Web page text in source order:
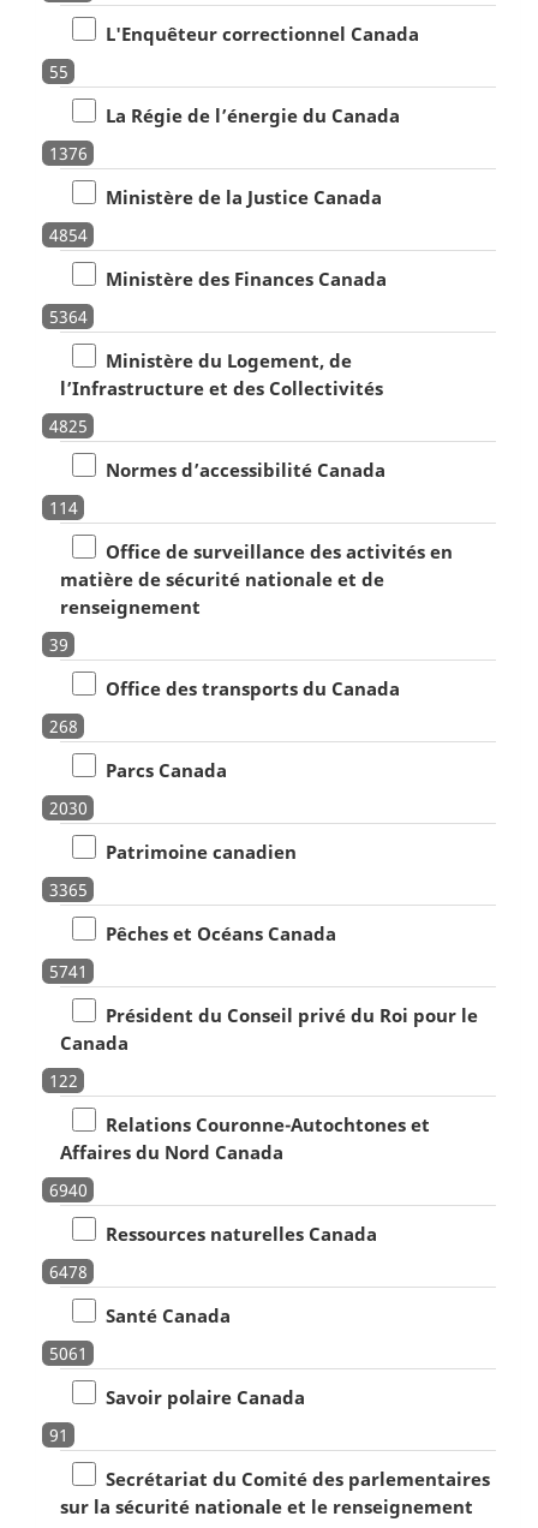
L'Enquêteur correctionnel Canada
55
La Régie de l’énergie du Canada
1376
Ministère de la Justice Canada
4854
Ministère des Finances Canada
5364
Ministère du Logement, de
l’Infrastructure et des Collectivités
4825
Normes d’accessibilité Canada
114
Office de surveillance des activités en
matière de sécurité nationale et de
renseignement
39
Office des transports du Canada
268
Parcs Canada
2030
Patrimoine canadien
3365
Pêches et Océans Canada
5741
Président du Conseil privé du Roi pour le
Canada
122
Relations Couronne-Autochtones et
Affaires du Nord Canada
6940
Ressources naturelles Canada
6478
Santé Canada
5061
Savoir polaire Canada
91
Secrétariat du Comité des parlementaires
sur la sécurité nationale et le renseignement